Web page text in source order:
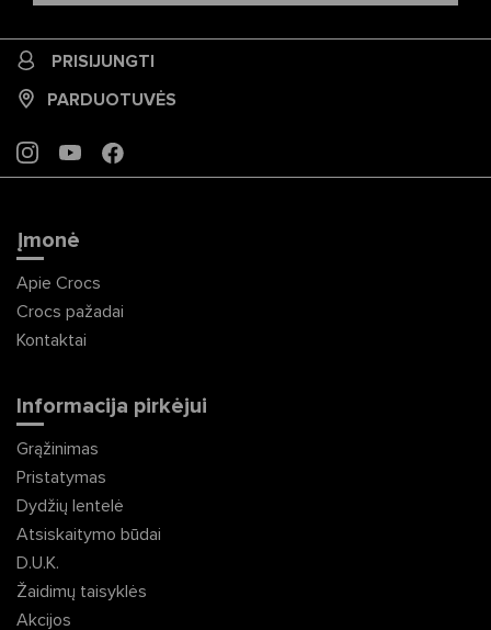
PRISIJUNGTI
PARDUOTUVĖS
INSTAGRAM
YOUTUBEFACEBOOK
Įmonė
Apie Crocs
Crocs pažadai
Kontaktai
Informacija pirkėjui
Grąžinimas
Pristatymas
Dydžių lentelė
Atsiskaitymo būdai
D.U.K.
Žaidimų taisyklės
Akcijos